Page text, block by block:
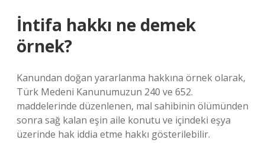
İntifa hakkı ne demek
örnek?
Kanundan doğan yararlanma hakkına örnek olarak,
Türk Medeni Kanunumuzun 240 ve 652.
maddelerinde düzenlenen, mal sahibinin ölümünden
sonra sağ kalan eşin aile konutu ve içindeki eşya
üzerinde hak iddia etme hakkı gösterilebilir.